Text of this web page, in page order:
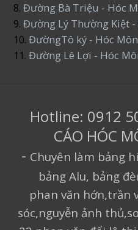
8.Đường Bà Triệu - Hóc
9.Đường Lý Thường Kiệt -
10.ĐườngTô ký - Hóc Môn
11.Đường Lê Lợi - Hóc
Hotline: 0912
CÁO HÓC
- Chuyên làm bảng
bảng Alu, bảng
phan văn hớn,trần
sóc,nguyễn ảnh